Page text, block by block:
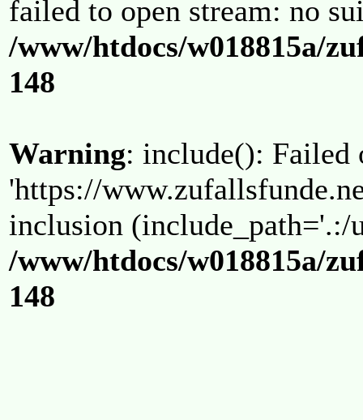
failed to open stream: no
/www/htdocs/w018815a/
148
Warning: include(): Failed
'https://
inclusion (include_path='.:/
/www/htdocs/w018815a/
148